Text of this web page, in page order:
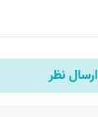
ارسال نظر